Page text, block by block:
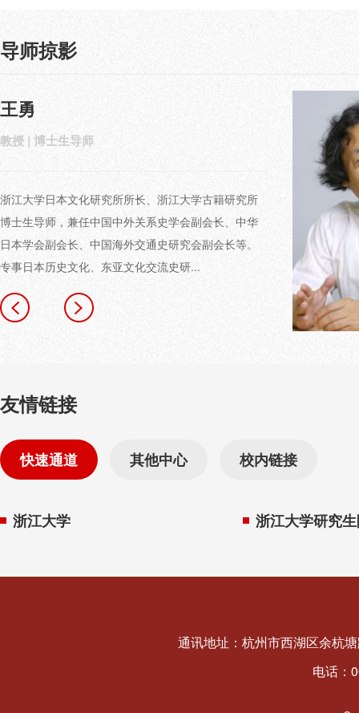
导师掠影
王勇
教授 | 博士生导师
浙江大学日本文化研究所所长、浙江大学古籍研究所
博士生导师，兼任中国中外关系史学会副会长、中华
日本学会副会长、中国海外交通史研究会副会长等。
专事日本历史文化、东亚文化交流史研...
韦静娴
公共管理学院2019级公共管理专业
研究方向为人工智能与城市治理
友情链接
快速通道 其他中心 校内链接
浙江大学 浙江大学研究
通讯地址：杭州市西湖区余杭
电话：